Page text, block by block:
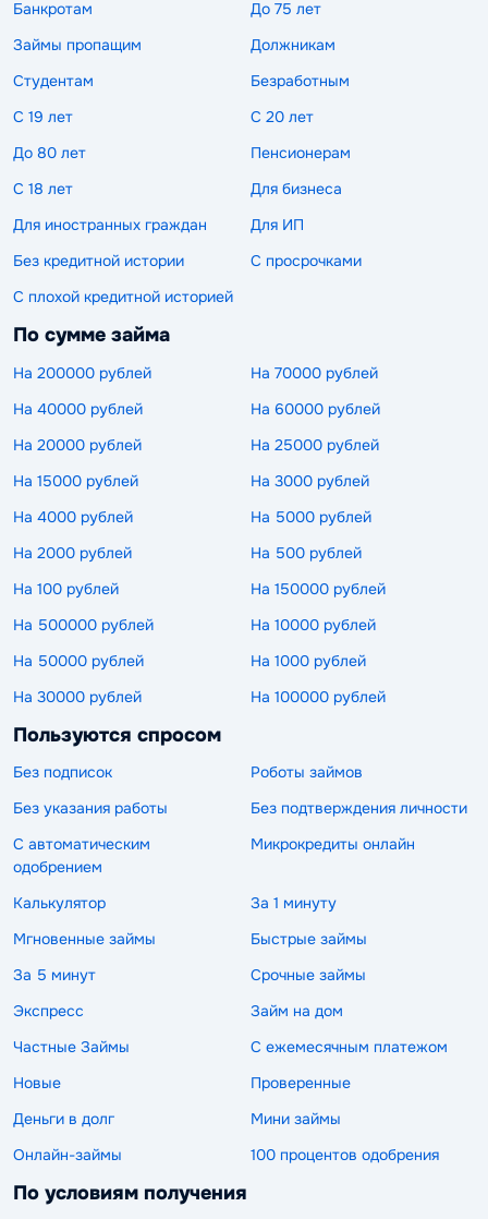
Банкротам
До 75 лет
Займы пропащим
Должникам
Студентам
Безработным
С 19 лет
С 20 лет
До 80 лет
Пенсионерам
С 18 лет
Для бизнеса
Для иностранных граждан
Для ИП
Без кредитной истории
С просрочками
С плохой кредитной историей
По сумме займа
На 200000 рублей
На 70000 рублей
На 40000 рублей
На 60000 рублей
На 20000 рублей
На 25000 рублей
На 15000 рублей
На 3000 рублей
На 4000 рублей
На 5000 рублей
На 2000 рублей
На 500 рублей
На 100 рублей
На 150000 рублей
На 500000 рублей
На 10000 рублей
На 50000 рублей
На 1000 рублей
На 30000 рублей
На 100000 рублей
Пользуются спросом
Без подписок
Роботы займов
Без указания работы
Без подтверждения личности
С автоматическим
одобрением
Микрокредиты онлайн
Калькулятор
За 1 минуту
Мгновенные займы
Быстрые займы
За 5 минут
Срочные займы
Экспресс
Займ на дом
Частные Займы
С ежемесячным платежом
Новые
Проверенные
Деньги в долг
Мини займы
Онлайн-займы
100 процентов одобрения
По условиям получения